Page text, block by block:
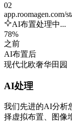
02
app.roomagen.com/
AI布置处理中...
78%
之前
AI布置后
现代北欧奢华田园
AI处理
我们先进的AI分析
择虚拟布置、图像